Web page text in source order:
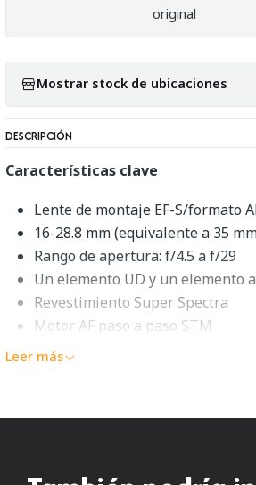
original
Mostrar stock de ubicaciones
DESCRIPCIÓN
Características clave
Lente de montaje EF-S/formato
16-28.8 mm (equivalente a 35
Rango de apertura: f/4.5 a f/29
Un elemento UD y un elemento
Revestimiento Super Spectra
Motor AF paso a paso STM
Estabilizador óptico de imagen
Descripción general
Un zoom gran angular flexible en un
Leer más